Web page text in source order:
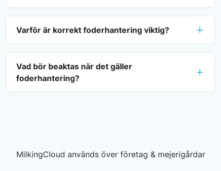
Varför är korrekt foderhantering viktig?
Vad bör beaktas när det gäller
foderhantering?
MilkingCloud används över företag & mejerigårdar